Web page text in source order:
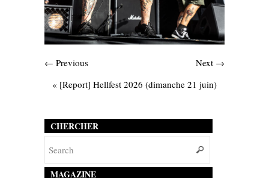
← Previous
Next →
« [Report] Hellfest 2026 (dimanche 21 juin)
CHERCHER
MAGAZINE